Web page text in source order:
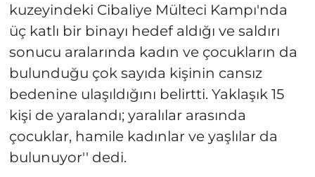
kuzeyindeki Cibaliye Mülteci Kampı'nda
üç katlı bir binayı hedef aldığı ve saldırı
sonucu aralarında kadın ve çocukların da
bulunduğu çok sayıda kişinin cansız
bedenine ulaşıldığını belirtti. Yaklaşık 15
kişi de yaralandı; yaralılar arasında
çocuklar, hamile kadınlar ve yaşlılar da
bulunuyor'' dedi.